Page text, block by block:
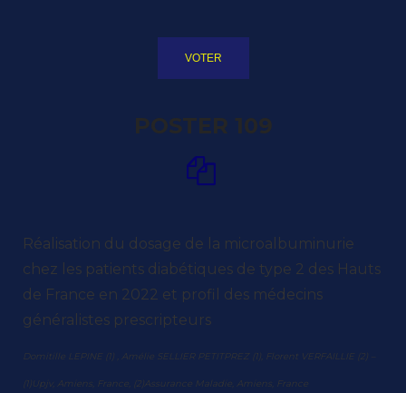
VOTER
POSTER 109
Réalisation du dosage de la microalbuminurie
chez les patients diabétiques de type 2 des Hauts
de France en 2022 et profil des médecins
généralistes prescripteurs
Domitille LEPINE (1) , Amélie SELLIER PETITPREZ (1), Florent VERFAILLIE (2) –
(1)Upjv, Amiens, France, (2)Assurance Maladie, Amiens, France